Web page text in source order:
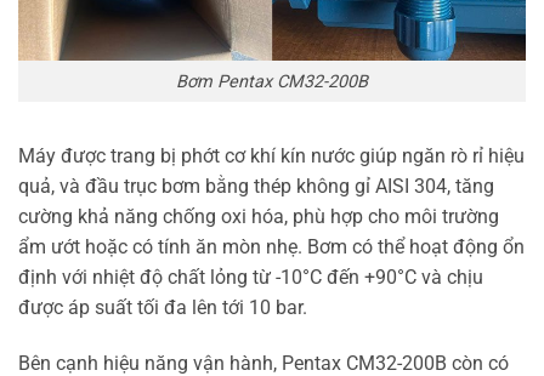
Bơm Pentax CM32-200B
Máy được trang bị phớt cơ khí kín nước giúp ngăn rò rỉ hiệu
quả, và đầu trục bơm bằng thép không gỉ AISI 304, tăng
cường khả năng chống oxi hóa, phù hợp cho môi trường
ẩm ướt hoặc có tính ăn mòn nhẹ. Bơm có thể hoạt động ổn
định với nhiệt độ chất lỏng từ -10°C đến +90°C và chịu
được áp suất tối đa lên tới 10 bar.
Bên cạnh hiệu năng vận hành, Pentax CM32-200B còn có